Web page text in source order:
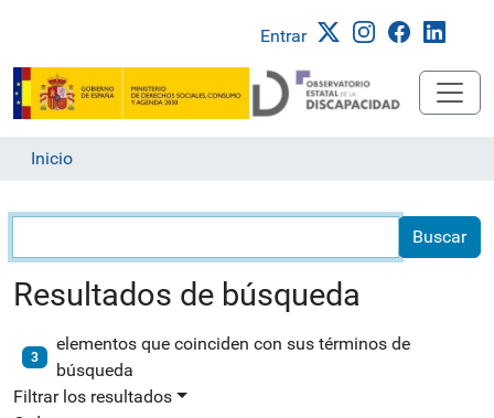
Entrar
Inicio
Resultados de búsqueda
3
elementos que coinciden con sus términos de
búsqueda
Filtrar los resultados